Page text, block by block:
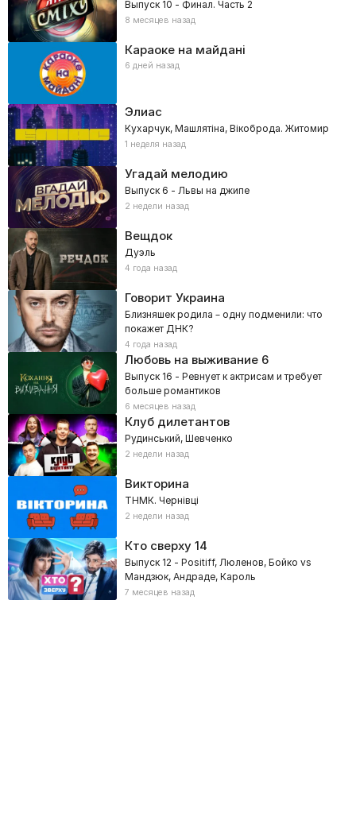
Выпуск 10 - Финал. Часть 2
8 месяцев назад
Караоке на майдані
6 дней назад
Элиас
Кухарчук, Машлятіна, Вікоброда. Житомир
1 неделя назад
Угадай мелодию
Выпуск 6 - Львы на джипе
2 недели назад
Вещдок
Дуэль
4 года назад
Говорит Украина
Близняшек родила – одну подменили: что
покажет ДНК?
4 года назад
Любовь на выживание6
Выпуск 16 - Ревнует к актрисам и требует
больше романтиков
6 месяцев назад
Клуб дилетантов
Рудинський, Шевченко
2 недели назад
Викторина
ТНМК. Чернівці
2 недели назад
Кто сверху14
Выпуск 12 - Positiff, Люленов, Бойко vs
Мандзюк, Андраде, Кароль
7 месяцев назад